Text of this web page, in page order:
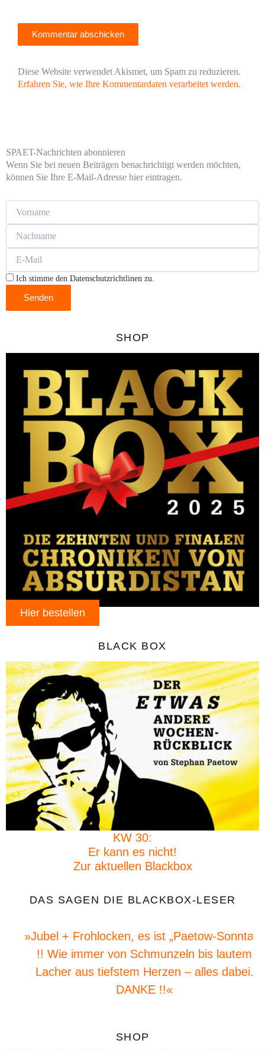
Diese Website verwendet Akismet, um Spam zu reduzieren.
Erfahren Sie, wie Ihre Kommentardaten verarbeitet werden.
SPAET-Nachrichten abonnieren
Wenn Sie bei neuen Beiträgen benachrichtigt werden möchten,
können Sie Ihre E-Mail-Adresse hier eintragen.
Ich stimme den Datenschutzrichtlinen zu.
Senden
SHOP
Hier bestellen
BLACK BOX
KW 30:
Er kann es nicht!
Zur aktuellen Blackbox
DAS SAGEN DIE BLACKBOX-LESER
»Jubel + Frohlocken, es ist „Paetow-Sonntag“
!! Wie immer von Schmunzeln bis lautem
Lacher aus tiefstem Herzen – alles dabei.
DANKE !!«
SHOP